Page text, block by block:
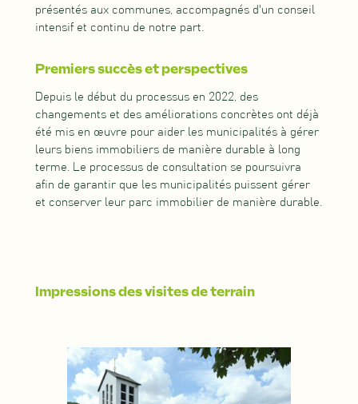
présentés aux communes, accompagnés d'un conseil
intensif et continu de notre part.
Premiers succès et perspectives
Depuis le début du processus en 2022, des
changements et des améliorations concrètes ont déjà
été mis en œuvre pour aider les municipalités à gérer
leurs biens immobiliers de manière durable à long
terme. Le processus de consultation se poursuivra
afin de garantir que les municipalités puissent gérer
et conserver leur parc immobilier de manière durable.
Impressions des visites de terrain